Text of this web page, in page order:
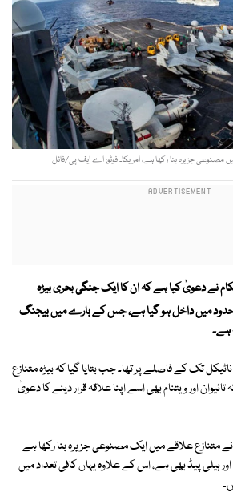
مصنوعی جزیرہ بنا رکھا ہے، امریکا۔ فوٹو: اے ایف پی/فائل
نے دعویٰ کیا ہے کہ ان کا ایک جنگی بحری بیڑہ
میں داخل ہو گیا ہے، جس کے بارے میں بیجنگ
ہے۔
حکام کے مطابق بحری جہاز12ناٹیکل تک کے فاصلے پر تھا۔ جب بتایا گیا کہ بیڑہ متنازع
اور ویتنام بھی اسے اپنا علاقہ قرار دینے کا دعویٰ
متنازع علاقے میں ایک مصنوعی جزیرہ بنا رکھا ہے
ہیلی پیڈ بھی ہے، اس کے علاوہ یہاں کافی تعداد میں